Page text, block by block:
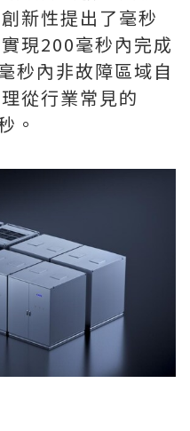
新性提出了毫秒
現200毫秒內完成
秒內非故障區域自
從行業常見的
。